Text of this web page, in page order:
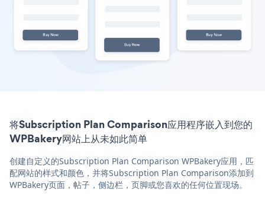
将Subscription Plan Comparison应用程序嵌入到您的
WPBakery网站上从未如此简单
创建自定义的Subscription Plan Comparison WPBakery应用，匹
配网站的样式和颜色，并将Subscription Plan Comparison添加到
WPBakery页面，帖子，侧边栏，页脚或您喜欢的任何位置现场。